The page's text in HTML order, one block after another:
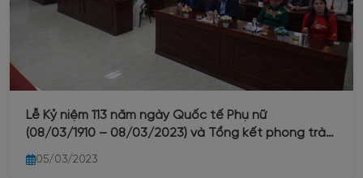
Lễ Kỷ niệm 113 năm ngày Quốc tế Phụ nữ
(08/03/1910 – 08/03/2023) và Tổng kết phong trào
“Giỏi việc nước – Đảm việc nhà” trong nữ đoàn viên
Công đoàn Công ty Nước sạch Hà Nội năm 2023
05/03/2023